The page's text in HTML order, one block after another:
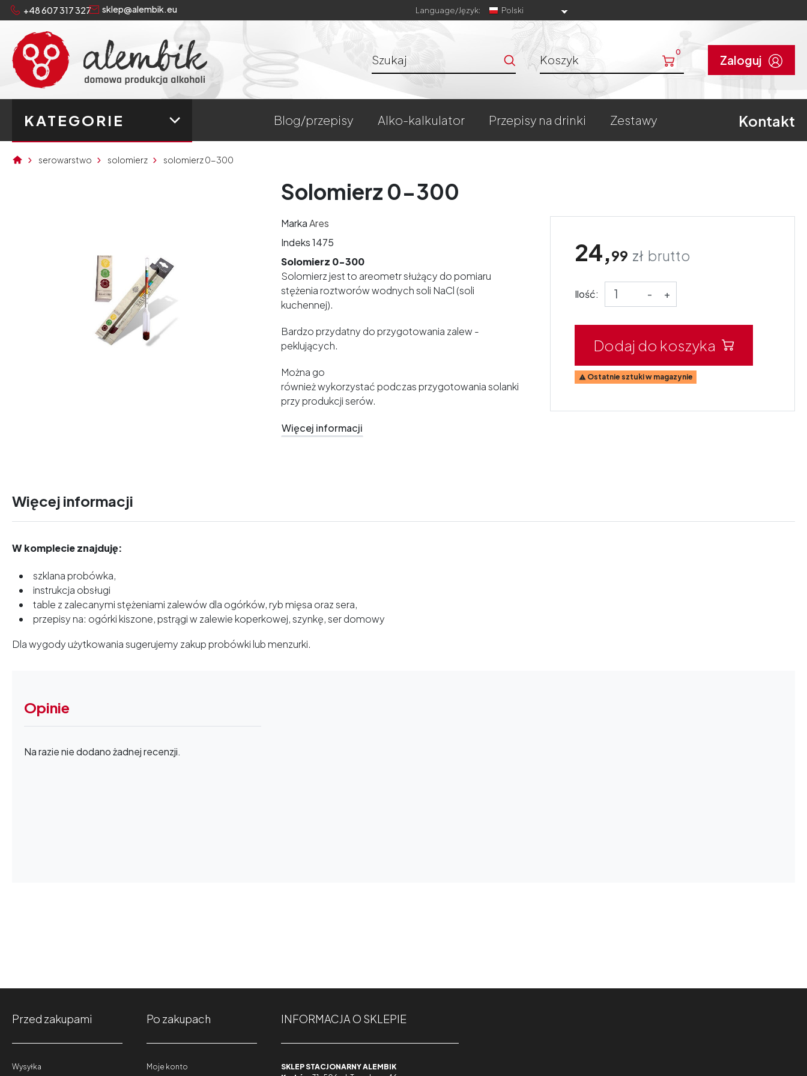
+48 607 317 327 sklep@alembik.eu Language/Język: Polski
Koszyk 0
Zaloguj
KATEGORIE blog/przepisy alko-kalkulator przepisy na drinki zestawy Kontakt
serowarstwo solomierz solomierz 0-300
Solomierz 0-300
MarkaAres
Indeks1475
Solomierz 0-300
Solomierz jest to areometr służący do pomiaru
stężenia roztworów wodnych soli NaCl (soli
kuchennej).
Bardzo przydatny do przygotowania zalew -
peklujących.
Można go
również wykorzystać podczas przygotowania solanki
przy produkcji serów.
Więcej informacji
24,99 zł brutto
Ilość: - +
Dodaj do koszyka
 Ostatnie sztuki w magazynie
Więcej informacji
W komplecie znajduję:
szklana probówka,
instrukcja obsługi
table z zalecanymi stężeniami zalewów dla ogórków, ryb mięsa oraz sera,
przepisy na: ogórki kiszone, pstrągi w zalewie koperkowej, szynkę, ser domowy
Dla wygody użytkowania sugerujemy zakup probówki lub menzurki.
Opinie
Na razie nie dodano żadnej recenzji.
Przed zakupami
Wysyłka
Po zakupach
Moje konto
INFORMACJA O SKLEPIE
SKLEP STACJONARNY ALEMBIK